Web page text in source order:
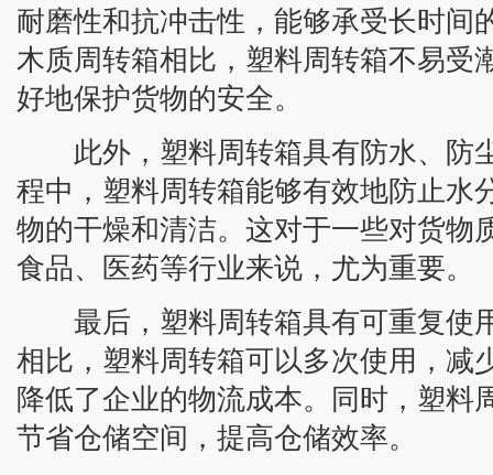
耐磨性和抗冲击性，能够承受长时间
木质周转箱相比，塑料周转箱不易受
好地保护货物的安全。
此外，塑料周转箱具有防水、防
程中，塑料周转箱能够有效地防止水
物的干燥和清洁。这对于一些对货物
食品、医药等行业来说，尤为重要。
最后，塑料周转箱具有可重复使
相比，塑料周转箱可以多次使用，减
降低了企业的物流成本。同时，塑料
节省仓储空间，提高仓储效率。